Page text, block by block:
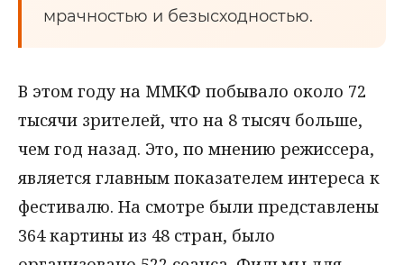
мрачностью и безысходностью.
В этом году на ММКФ побывало около 72
тысячи зрителей, что на 8 тысяч больше,
чем год назад. Это, по мнению режиссера,
является главным показателем интереса к
фестивалю. На смотре были представлены
364 картины из 48 стран, было